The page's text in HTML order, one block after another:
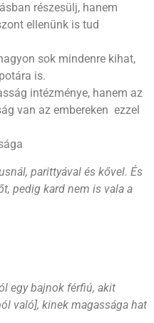
részesülj, hanem
ellenünk is tud
sok mindenre kihat,
is.
intézménye, hanem az
van az embereken ezzel
parittyával és kővel. És
pedig kard nem is vala a
egy bajnok férfiú, akit
való], kinek magassága hat